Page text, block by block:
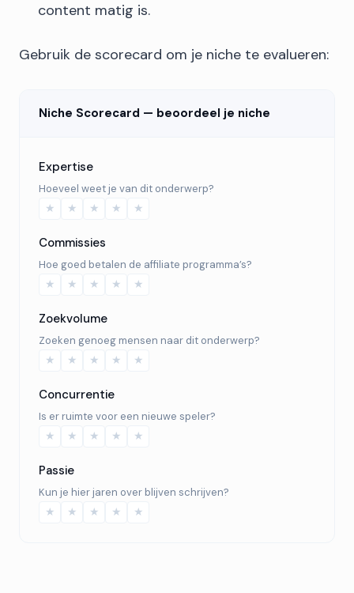
content matig is.
Gebruik de scorecard om je niche te evalueren:
Niche Scorecard — beoordeel je niche
Expertise
Hoeveel weet je van dit onderwerp?
★ ★ ★ ★ ★
Commissies
Hoe goed betalen de affiliate programma’s?
★ ★ ★ ★ ★
Zoekvolume
Zoeken genoeg mensen naar dit onderwerp?
★ ★ ★ ★ ★
Concurrentie
Is er ruimte voor een nieuwe speler?
★ ★ ★ ★ ★
Passie
Kun je hier jaren over blijven schrijven?
★ ★ ★ ★ ★